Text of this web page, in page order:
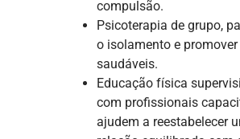
compulsão.
Psicoterapia de grupo,
o isolamento e
saudáveis.
Educação física
com profissionais
ajudem a reestabelecer